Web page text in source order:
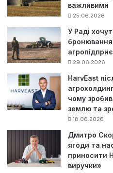
важливими
25.06.2026
У Раді
бронювання
29.06.2026
HarvEast
чому зробив
землю та
18.06.2026
Дмитро
ягоди та
приносити
виручки»